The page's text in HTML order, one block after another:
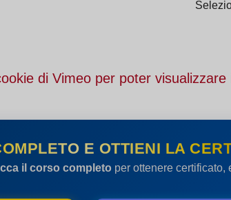
di Vimeo per poter visualizzare
E OTTIENI LA
il corso completo per ottenere certificato,